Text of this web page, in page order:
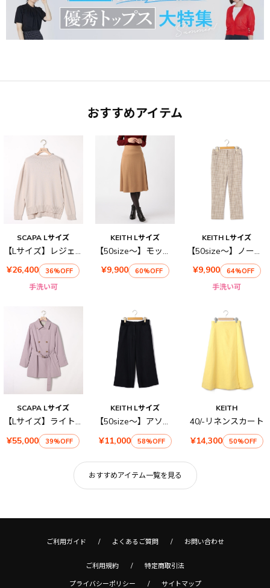
おすすめアイテム
SCAPA Lサイズ
【Lサイズ】レジェニットプルオーバー
¥26,400
36%OFF
手洗い可
KEITH Lサイズ
【50size～】モックロディースカート
¥9,900
60%OFF
KEITH Lサイズ
【50size～】ノーティカルチェック パンツ
¥9,900
64%OFF
手洗い可
SCAPA Lサイズ
【Lサイズ】ライトタフタコート
¥55,000
39%OFF
KEITH Lサイズ
【50size～】アソートフラノ ワイドパンツ
¥11,000
58%OFF
KEITH
40/-リネンスカート
¥14,300
50%OFF
おすすめアイテム一覧を見る
ご利用ガイド よくあるご質問 お問い合わせ
ご利用規約 特定商取引法
プライバシーポリシー サイトマップ